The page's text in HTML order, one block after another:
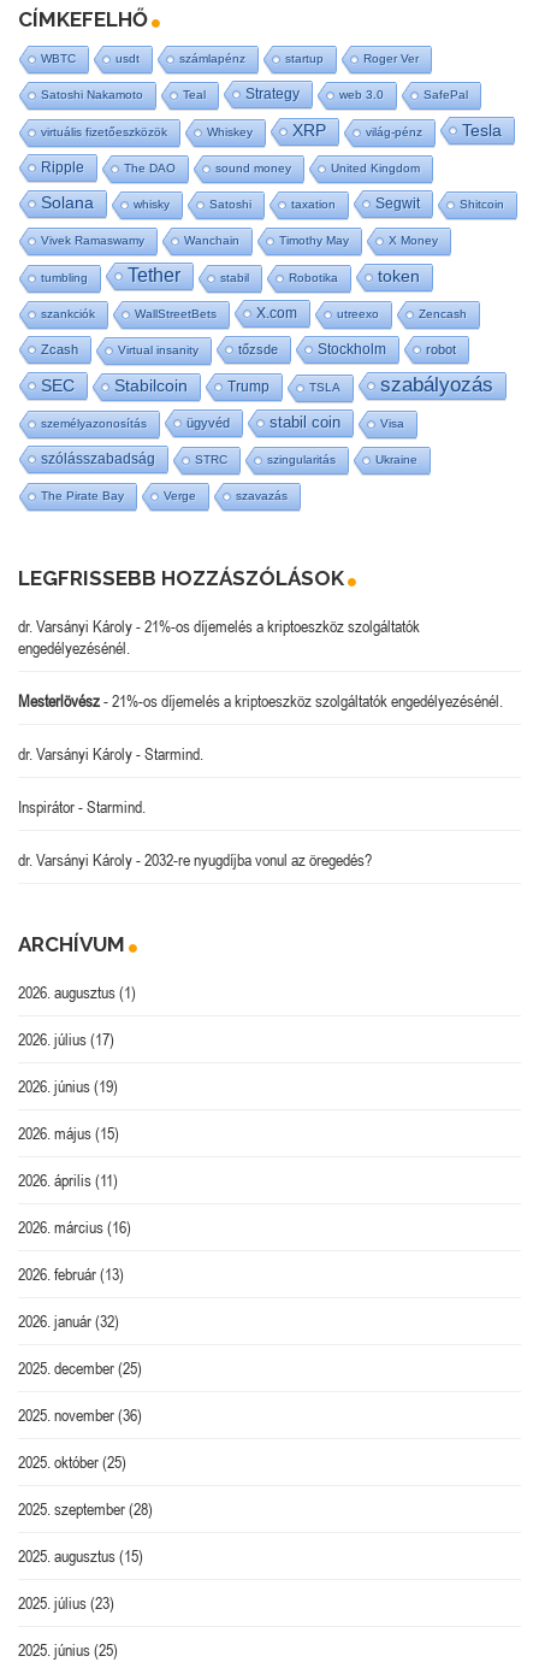
CÍMKEFELHŐ
WBTC usdt számlapénz startup Roger Ver
Satoshi Nakamoto Teal Strategy web 3.0 SafePal
virtuális fizetőeszközök Whiskey XRP világ-pénz Tesla
Ripple The DAO sound money United Kingdom
Solana whisky Satoshi taxation Segwit Shitcoin
Vivek Ramaswamy Wanchain Timothy May X Money
tumbling Tether stabil Robotika token
szankciók WallStreetBets X.com utreexo Zencash
Zcash Virtual insanity tőzsde Stockholm robot
SEC Stabilcoin Trump TSLA szabályozás
személyazonosítás ügyvéd stabil coin Visa
szólásszabadság STRC szingularitás Ukraine
The Pirate Bay Verge szavazás
LEGFRISSEBB HOZZÁSZÓLÁSOK
dr. Varsányi Károly-21%-os díjemelés a kriptoeszköz szolgáltatók
engedélyezésénél.
Mesterlövész-21%-os díjemelés a kriptoeszköz szolgáltatók engedélyezésénél.
dr. Varsányi Károly-Starmind.
Inspirátor-Starmind.
dr. Varsányi Károly-2032-re nyugdíjba vonul az öregedés?
ARCHÍVUM
2026. augusztus(1)
2026. július(17)
2026. június(19)
2026. május(15)
2026. április(11)
2026. március(16)
2026. február(13)
2026. január(32)
2025. december(25)
2025. november(36)
2025. október(25)
2025. szeptember(28)
2025. augusztus(15)
2025. július(23)
2025. június(25)